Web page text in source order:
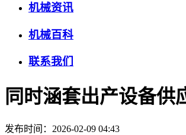
机械资讯
机械百科
联系我们
同时涵套出产设备供
发布时间：2026-02-09 04:43